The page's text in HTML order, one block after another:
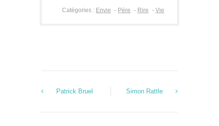
Catégories : Envie - Père - Rire - Vie
Patrick Bruel Simon Rattle